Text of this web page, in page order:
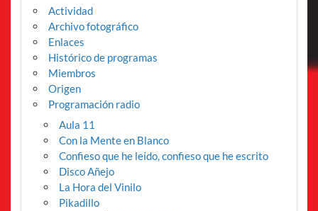
Actividad
Archivo fotográfico
Enlaces
Histórico de programas
Miembros
Origen
Programación radio
Aula 11
Con la Mente en Blanco
Confieso que he leído, confieso que he escrito
Disco Añejo
La Hora del Vinilo
Pikadillo